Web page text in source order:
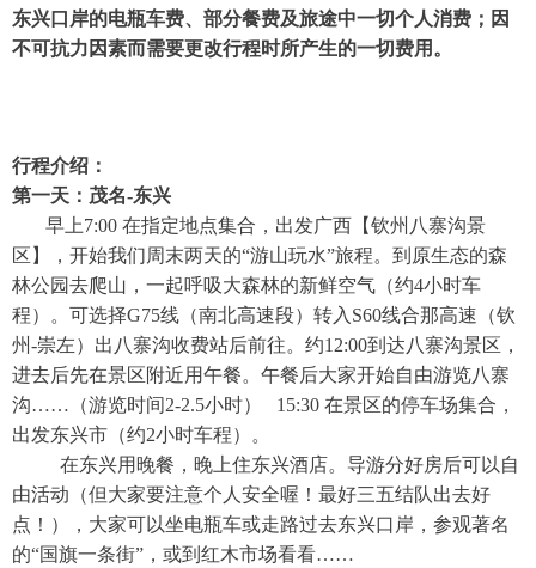
东兴口岸的电瓶车费、部分餐费及旅途中一切个人消费；因
不可抗力因素而需要更改行程时所产生的一切费用。
行程介绍：
第一天：茂名-东兴
早上7:00 在指定地点集合，出发广西【钦州八寨沟景
区】，开始我们周末两天的“游山玩水”旅程。到原生态的森
林公园去爬山，一起呼吸大森林的新鲜空气（约4小时车
程）。可选择G75线（南北高速段）转入S60线合那高速（钦
州-崇左）出八寨沟收费站后前往。约12:00到达八寨沟景区，
进去后先在景区附近用午餐。午餐后大家开始自由游览八寨
沟……（游览时间2-2.5小时） 15:30 在景区的停车场集合，
出发东兴市（约2小时车程）。
在东兴用晚餐，晚上住东兴酒店。导游分好房后可以自
由活动（但大家要注意个人安全喔！最好三五结队出去好
点！），大家可以坐电瓶车或走路过去东兴口岸，参观著名
的“国旗一条街”，或到红木市场看看……